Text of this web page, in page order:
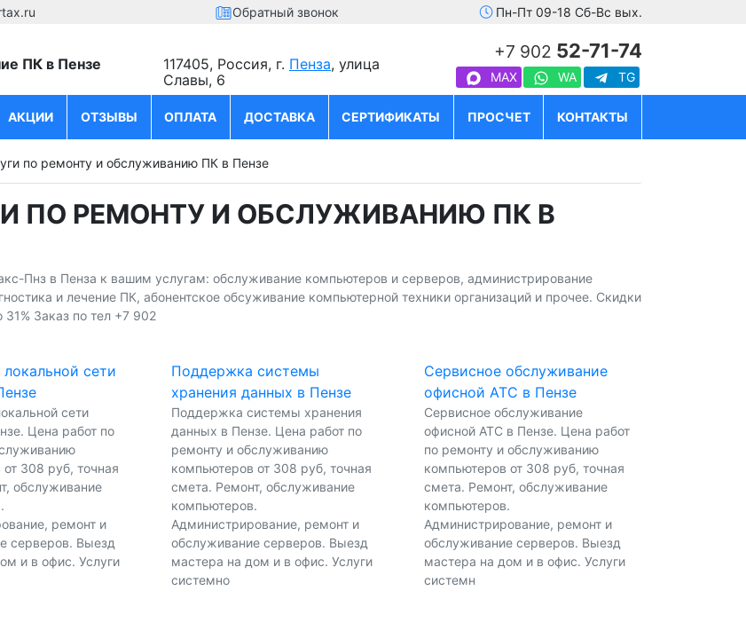
Обратный звонок Пн-Пт 09-18 Сб-Вс вых.
ПК в Пензе
117405, Россия, г. Пенза, улица
Славы, 6
+7 902 52-71-74
MAX WA TG
АКЦИИ ОТЗЫВЫ ОПЛАТА ДОСТАВКА СЕРТИФИКАТЫ ПРОСЧЕТ КОНТАКТЫ
по ремонту и обслуживанию ПК в Пензе
ПО РЕМОНТУ И ОБСЛУЖИВАНИЮ ПК В
Пнз в Пенза к вашим услугам: обслуживание компьютеров и серверов, администрирование
и лечение ПК, абонентское обсуживание компьютерной техники организаций и прочее. Скидки
31% Заказ по тел +7 902
сети
сети
Цена работ по
308 руб, точная
обслуживание
ремонт и
серверов. Выезд
и в офис. Услуги
Поддержка системы
хранения данных в Пензе
Поддержка системы хранения
данных в Пензе. Цена работ по
ремонту и обслуживанию
компьютеров от 308 руб, точная
смета. Ремонт, обслуживание
компьютеров.
Администрирование, ремонт и
обслуживание серверов. Выезд
мастера на дом и в офис. Услуги
системно
Сервисное обслуживание
офисной АТС в Пензе
Сервисное обслуживание
офисной АТС в Пензе. Цена работ
по ремонту и обслуживанию
компьютеров от 308 руб, точная
смета. Ремонт, обслуживание
компьютеров.
Администрирование, ремонт и
обслуживание серверов. Выезд
мастера на дом и в офис. Услуги
системн